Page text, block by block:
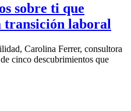
sobre ti que
transición laboral
Carolina Ferrer, consultora
cinco descubrimientos que